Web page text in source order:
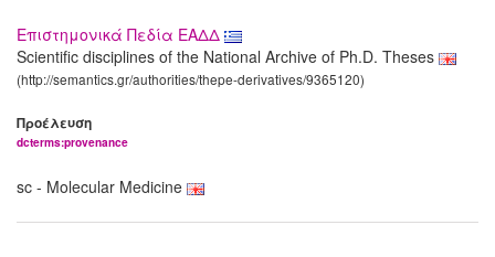
Επιστημονικά Πεδία ΕΑΔΔ
Scientific disciplines of the National Archive of Ph.D. Theses
(http://semantics.gr/authorities/thepe-derivatives/9365120)
Προέλευση
dcterms:provenance
sc - Molecular Medicine